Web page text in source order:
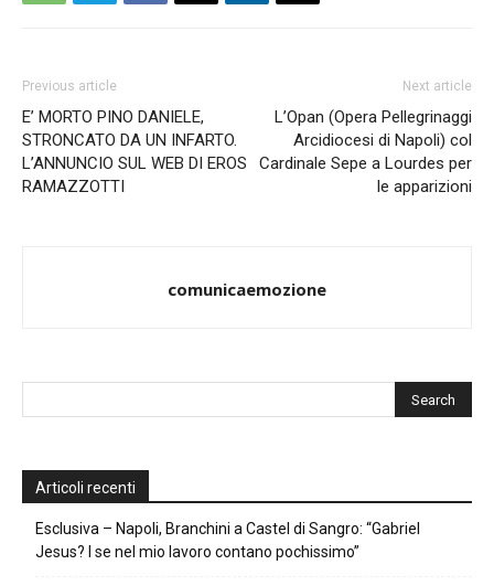
Previous article
E’ MORTO PINO DANIELE,
STRONCATO DA UN INFARTO.
L’ANNUNCIO SUL WEB DI EROS
RAMAZZOTTI
Next article
L’Opan (Opera Pellegrinaggi
Arcidiocesi di Napoli) col
Cardinale Sepe a Lourdes per
le apparizioni
comunicaemozione
Articoli recenti
Esclusiva – Napoli, Branchini a Castel di Sangro: “Gabriel
Jesus? I se nel mio lavoro contano pochissimo”